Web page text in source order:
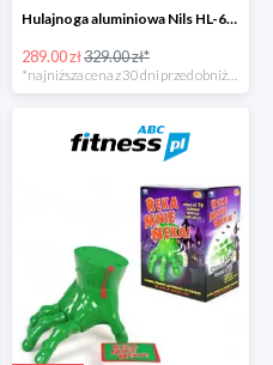
Hulajnoga aluminiowa Nils HL-688
289.00 zł329.00 zł*